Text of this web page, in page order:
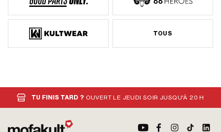
TOUS
TU FINIS TARD ? OUVERT LE JEUDI SOIR JUSQU'À 20 H